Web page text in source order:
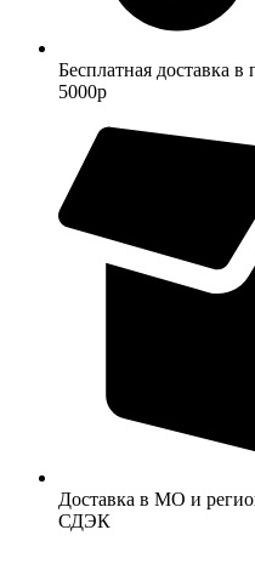
Бесплатная доставка
5000р
Доставка в МО и
СДЭК